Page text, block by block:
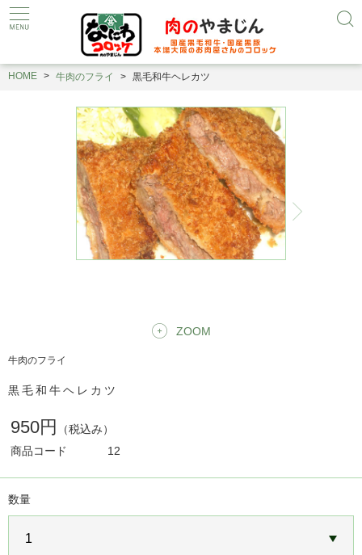
HOME 牛肉のフライ 黒毛和牛ヘレカツ
ZOOM
牛肉のフライ
黒毛和牛ヘレカツ
950円
（税込み）
商品コード
12
数量